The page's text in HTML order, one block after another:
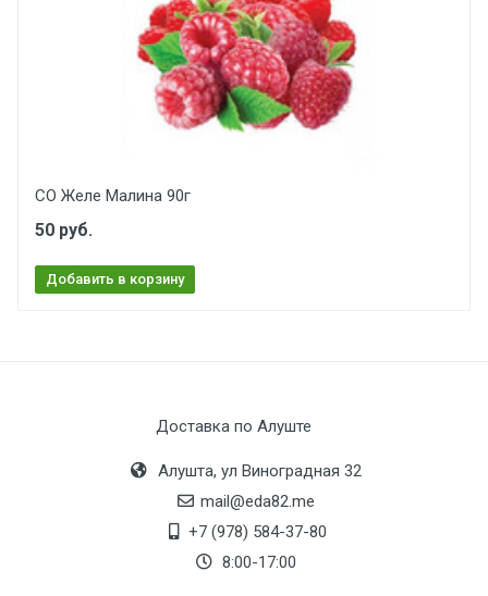
СО Желе Малина 90г
50 руб.
Добавить в корзину
Доставка по Алуште
Алушта, ул Виноградная 32
mail@eda82.me
+7 (978) 584-37-80
8:00-17:00